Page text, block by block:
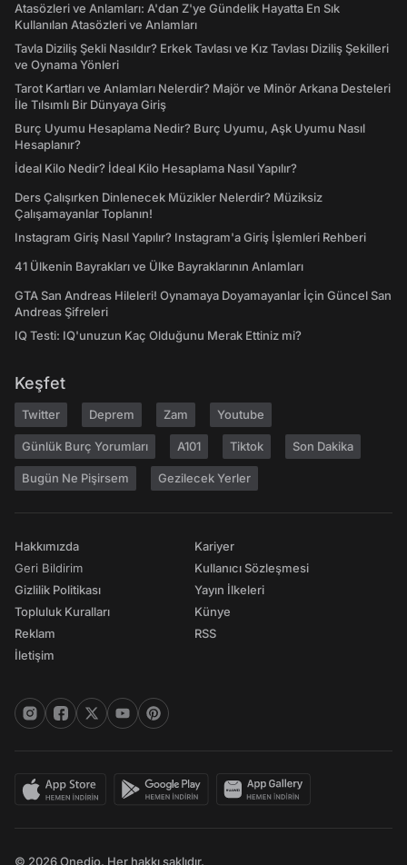
Atasözleri ve Anlamları: A'dan Z'ye Gündelik Hayatta En Sık
Kullanılan Atasözleri ve Anlamları
Tavla Diziliş Şekli Nasıldır? Erkek Tavlası ve Kız Tavlası Diziliş Şekilleri
ve Oynama Yönleri
Tarot Kartları ve Anlamları Nelerdir? Majör ve Minör Arkana Desteleri
İle Tılsımlı Bir Dünyaya Giriş
Burç Uyumu Hesaplama Nedir? Burç Uyumu, Aşk Uyumu Nasıl
Hesaplanır?
İdeal Kilo Nedir? İdeal Kilo Hesaplama Nasıl Yapılır?
Ders Çalışırken Dinlenecek Müzikler Nelerdir? Müziksiz
Çalışamayanlar Toplanın!
Instagram Giriş Nasıl Yapılır? Instagram'a Giriş İşlemleri Rehberi
41 Ülkenin Bayrakları ve Ülke Bayraklarının Anlamları
GTA San Andreas Hileleri! Oynamaya Doyamayanlar İçin Güncel San
Andreas Şifreleri
IQ Testi: IQ'unuzun Kaç Olduğunu Merak Ettiniz mi?
Keşfet
Twitter Deprem Zam Youtube
Günlük Burç Yorumları A101 Tiktok Son Dakika
Bugün Ne Pişirsem Gezilecek Yerler
Hakkımızda
Geri Bildirim
Gizlilik Politikası
Topluluk Kuralları
Reklam
İletişim
Kariyer
Kullanıcı Sözleşmesi
Yayın İlkeleri
Künye
RSS
© 2026 Onedio. Her hakkı saklıdır.